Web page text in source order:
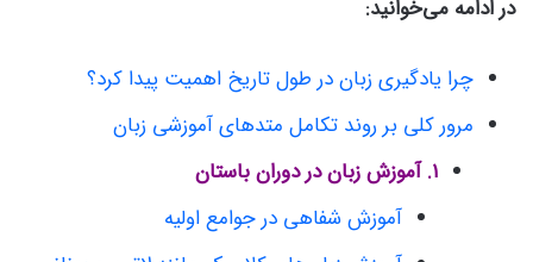
در ادامه می‌خوانید:
چرا یادگیری زبان در طول تاریخ اهمیت پیدا کرد؟
مرور کلی بر روند تکامل متدهای آموزشی زبان
۱. آموزش زبان در دوران باستان
آموزش شفاهی در جوامع اولیه